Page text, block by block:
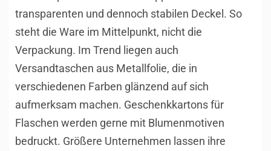
transparenten und dennoch stabilen Deckel. So
steht die Ware im Mittelpunkt, nicht die
Verpackung. Im Trend liegen auch
Versandtaschen aus Metallfolie, die in
verschiedenen Farben glänzend auf sich
aufmerksam machen. Geschenkkartons für
Flaschen werden gerne mit Blumenmotiven
bedruckt. Größere Unternehmen lassen ihre